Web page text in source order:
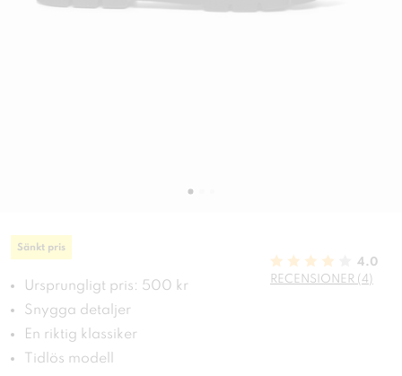
Sänkt pris
Ursprungligt pris: 500 kr
Snygga detaljer
En riktig klassiker
Tidlös modell
4.0
RECENSIONER (4)